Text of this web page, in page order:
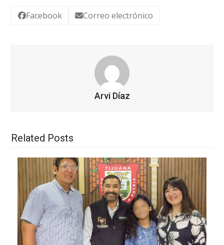
Facebook Correo electrónico
Arvi Díaz
Related Posts